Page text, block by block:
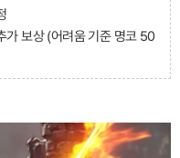
가 보상 (어려움 기준 명코 50